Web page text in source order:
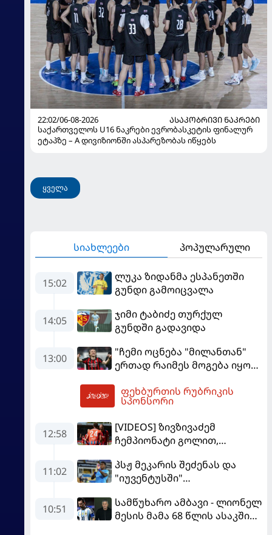
22:02/06-08-2026
ᲐᲡᲐᲙᲝᲑᲠᲘᲕᲘ ᲜᲐᲙᲠᲔᲑᲘ
საქართველოს U16 ნაკრები ევრობასკეტის ფინალურ
ეტაპზე – A დივიზიონში ასპარეზობას იწყებს
ყველა
სიახლეები პოპულარული
15:02
ლუკა ზიდანმა ესპანეთში
გუნდი გამოიცვალა
14:05
ჯიმი ტაბიძე თურქულ
გუნდში გადავიდა
13:00
"ჩემი ოცნება "მილანთან"
ერთად რაიმეს მოგება იყო" -
თავის მისიაზე ისაუბრა
ფეხბურთის რუბრიკის
სპონსორი
12:58
[VIDEOS] ზივზივაძემ
ჩემპიონატი გოლით,
გამარჯვებით დაიწყო
11:02
პსჟ მეკარის შეძენას და
"იუვენტუსში"
10:51
სამწუხარო ამბავი - ლიონელ
მესის მამა 68 წლის ასაკში